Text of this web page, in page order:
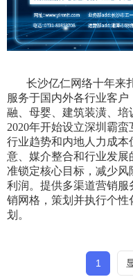
长沙亿仁网络十年来
服务于国内外各行业客
融、母婴、建筑装潢、培
2020年开始设立深圳霸
行业趋势和内地人力成本
意、媒介整合和行业发
准锁定核心目标，减少
利润。提供多渠道营销
销网格，策划并执行个
划。
1